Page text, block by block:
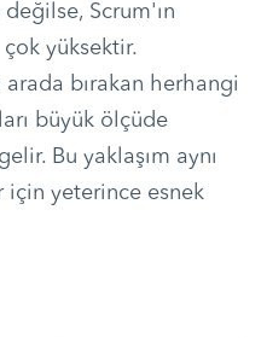
Scrum'ın
çok yüksektir.
bırakan herhangi
büyük ölçüde
Bu yaklaşım aynı
için yeterince esnek